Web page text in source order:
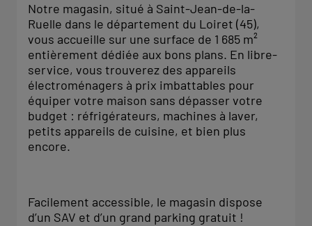
Notre magasin, situé à Saint-Jean-de-la-
Ruelle dans le département du Loiret (45),
vous accueille sur une surface de 1 685 m²
entièrement dédiée aux bons plans. En libre-
service, vous trouverez des appareils
électroménagers à prix imbattables pour
équiper votre maison sans dépasser votre
budget : réfrigérateurs, machines à laver,
petits appareils de cuisine, et bien plus
encore.
Facilement accessible, le magasin dispose
d’un SAV et d’un grand parking gratuit !